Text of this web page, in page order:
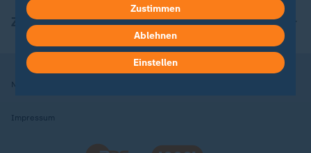
ZDFheute Apps
Nutzungsbedingungen
Impressum
in deinen Einstellungen widerrufen oder ändern.
Hier findest du das Impressum.
Weitere Informationen findest du in unserer
Datenschutzerklärung.
Zustimmen
Ablehnen
Einstellen